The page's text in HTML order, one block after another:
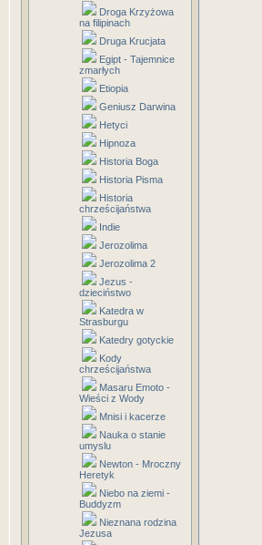
Droga Krzyżowa
na filipinach
Druga Krucjata
Egipt - Tajemnice
zmarłych
Etiopia
Geniusz Darwina
Hetyci
Hipnoza
Historia Boga
Historia Pisma
Historia
chrześcijaństwa
Indie
Jerozolima
Jerozolima 2
Jezus -
dzieciństwo
Katedra w
Strasburgu
Katedry gotyckie
Kody
chrześcijaństwa
Masaru Emoto -
Wieści z Wody
Mnisi i kacerze
Nauka o stanie
umyslu
Newton - Mroczny
Heretyk
Niebo na ziemi -
Buddyzm
Nieznana rodzina
Jezusa